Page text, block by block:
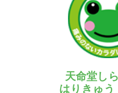
天命堂し
はりきゅう